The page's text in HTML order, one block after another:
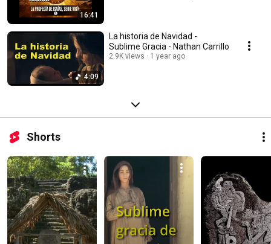
16:41
4:09
La historia de Navidad -
Sublime Gracia - Nathan Carrillo
2.9K views 1 year ago
Shorts